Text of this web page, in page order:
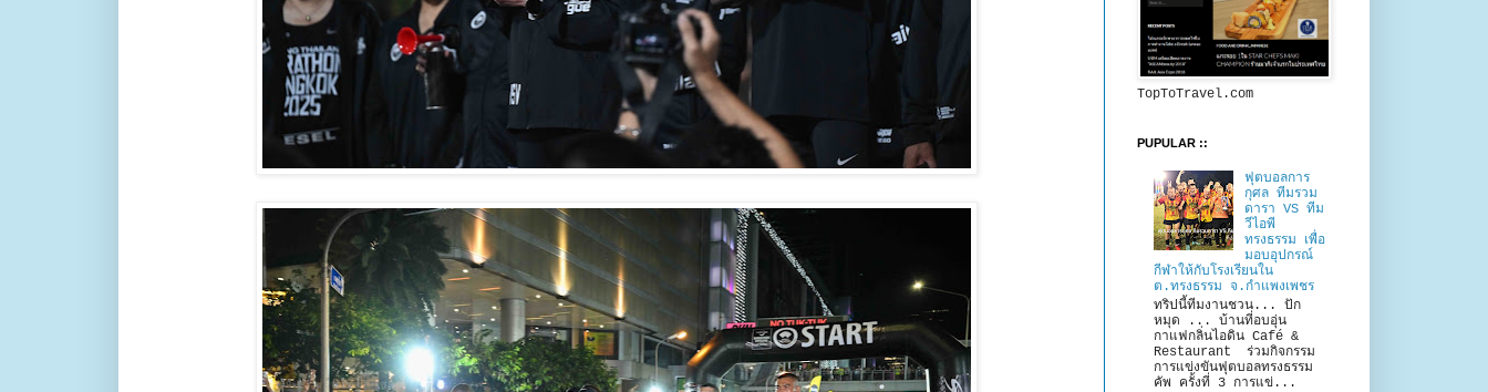
TopToTravel.com
PUPULAR ::
ฟุตบอลการ
กุศล ทีมรวม
ดารา VS ทีม
วีไอพี
ทรงธรรม เพื่อ
มอบอุปกรณ์
กีฬาให้กับโรงเรียนใน
ต.ทรงธรรม จ.กำแพงเพชร
ทริปนี้ทีมงานชวน... ปัก
หมุด ... บ้านที่อบอุ่น
กาแฟกลิ่นไอดิน Café &
Restaurant ร่วมกิจกรรม
การแข่งขันฟุตบอลทรงธรรม
คัพ ครั้งที่ 3 การแข่...